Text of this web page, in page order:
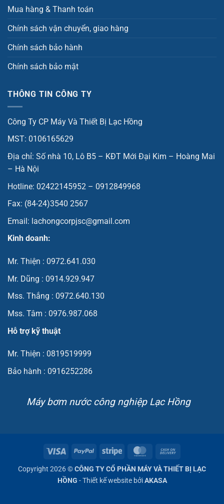
Mua hàng & Thanh toán
Chính sách vận chuyển, giao hàng
Chính sách bảo hành
Chính sách bảo mật
THÔNG TIN CÔNG TY
Công Ty CP Máy Và Thiết Bị Lạc Hồng
MST: 0106165629
Địa chỉ: Số nhà 10, Lô B5 – KĐT Mới Đại Kim – Hoàng Mai
– Hà Nội
Hotline: 02422145952 – 0912849968
Fax: (84-24)3540 2567
Email: lachongcorpjsc@gmail.com
Kinh doanh:
Mr. Thiện : 0972.641.030
Mr. Dũng : 0914.929.947
Mss. Thắng : 0972.640.130
Mss. Tâm : 0976.987.068
Hỗ trợ kỹ thuật
Mr. Thiện : 0819519999
Bảo hành : 0916252286
Máy bơm nước công nghiệp Lạc Hồng
Visa PayPal Stripe MasterCard
Delivery
Copyright 2026 ©CÔNG TY CỔ PHẦN MÁY VÀ THIẾT BỊ LẠC
HỒNG - Thiết kế website bởiAKASA